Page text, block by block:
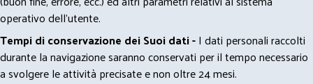
operativo dell'utente.
Tempi di conservazione dei Suoi dati -I dati personali raccolti
durante la navigazione saranno conservati per il tempo necessario
a svolgere le attività precisate e non oltre 24 mesi.